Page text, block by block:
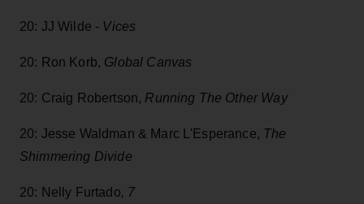
20: JJ Wilde - Vices
20: Ron Korb, Global Canvas
20: Craig Robertson, Running The Other Way
20: Jesse Waldman & Marc L'Esperance, The
Shimmering Divide
20: Nelly Furtado, 7